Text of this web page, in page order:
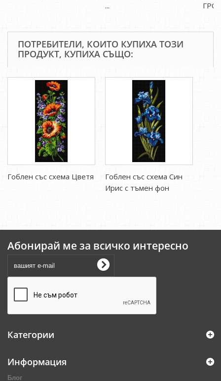
...
ПОТРЕБИТЕЛИ, КОИТО КУПИХА ТОЗИ
ПРОДУКТ, КУПИХА СЪЩО:
Гоблен със схема Цветя
Гоблен със схема Син
Ирис с тъмен фон
Абонирай ме за всичко интересно
Категории
Информация
Блог